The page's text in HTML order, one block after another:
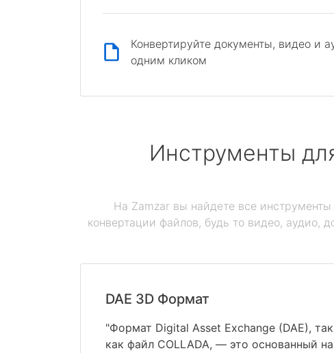
Конвертируйте документы, видео и
одним кликом
Инструменты
На Zamzar вы найдете все
конвертации файлов, будь то видео, аудио,
DAE 3D Формат
"Формат Digital Asset Exchange (DAE),
как файл COLLADA, — это основанный